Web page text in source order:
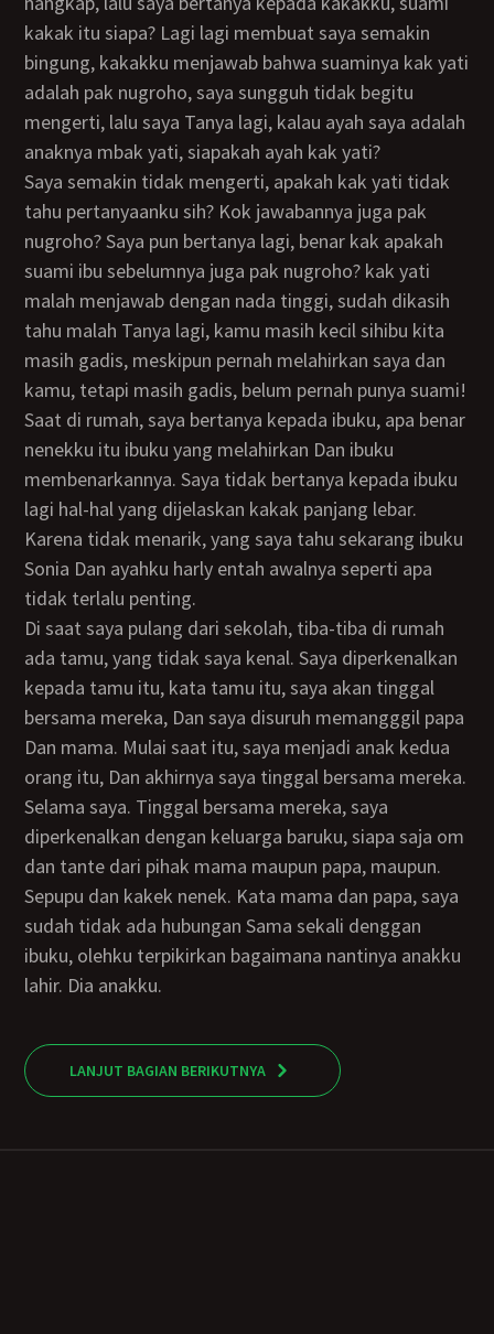
kakak itu siapa? Lagi lagi membuat saya semakin
bingung, kakakku menjawab bahwa suaminya kak yati
adalah pak nugroho, saya sungguh tidak begitu
mengerti, lalu saya Tanya lagi, kalau ayah saya adalah
anaknya mbak yati, siapakah ayah kak yati?
Saya semakin tidak mengerti, apakah kak yati tidak
tahu pertanyaanku sih? Kok jawabannya juga pak
nugroho? Saya pun bertanya lagi, benar kak apakah
suami ibu sebelumnya juga pak nugroho? kak yati
malah menjawab dengan nada tinggi, sudah dikasih
tahu malah Tanya lagi, kamu masih kecil sihibu kita
masih gadis, meskipun pernah melahirkan saya dan
kamu, tetapi masih gadis, belum pernah punya suami!
Saat di rumah, saya bertanya kepada ibuku, apa benar
nenekku itu ibuku yang melahirkan Dan ibuku
membenarkannya. Saya tidak bertanya kepada ibuku
lagi hal-hal yang dijelaskan kakak panjang lebar.
Karena tidak menarik, yang saya tahu sekarang ibuku
Sonia Dan ayahku harly entah awalnya seperti apa
tidak terlalu penting.
Di saat saya pulang dari sekolah, tiba-tiba di rumah
ada tamu, yang tidak saya kenal. Saya diperkenalkan
kepada tamu itu, kata tamu itu, saya akan tinggal
bersama mereka, Dan saya disuruh memangggil papa
Dan mama. Mulai saat itu, saya menjadi anak kedua
orang itu, Dan akhirnya saya tinggal bersama mereka.
selama saya. Tinggal bersama mereka, saya
diperkenalkan dengan keluarga baruku, siapa saja om
dan tante dari pihak mama maupun papa, maupun.
Sepupu dan kakek nenek. Kata mama dan papa, saya
sudah tidak ada hubungan Sama sekali denggan
ibuku, olehku terpikirkan bagaimana nantinya anakku
lahir. Dia anakku.
LANJUT BAGIAN BERIKUTNYA